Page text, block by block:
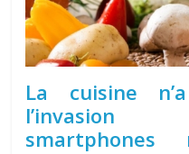
La cuisine
l’invasion
smartphones